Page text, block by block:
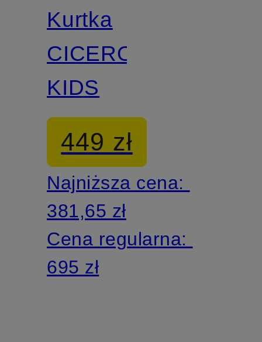
Kurtka
CICERO
KIDS
449 zł
Najniższa cena:
381,65 zł
Cena regularna:
695 zł